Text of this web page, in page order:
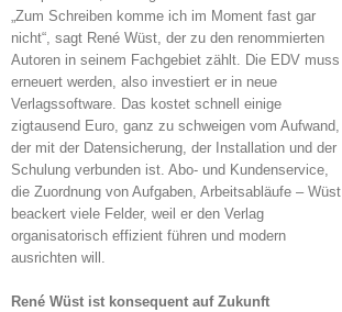
„Zum Schreiben komme ich im Moment fast gar
nicht“, sagt René Wüst, der zu den renommierten
Autoren in seinem Fachgebiet zählt. Die EDV muss
erneuert werden, also investiert er in neue
Verlagssoftware. Das kostet schnell einige
zigtausend Euro, ganz zu schweigen vom Aufwand,
der mit der Datensicherung, der Installation und der
Schulung verbunden ist. Abo- und Kundenservice,
die Zuordnung von Aufgaben, Arbeitsabläufe – Wüst
beackert viele Felder, weil er den Verlag
organisatorisch effizient führen und modern
ausrichten will.
René Wüst ist konsequent auf Zukunft